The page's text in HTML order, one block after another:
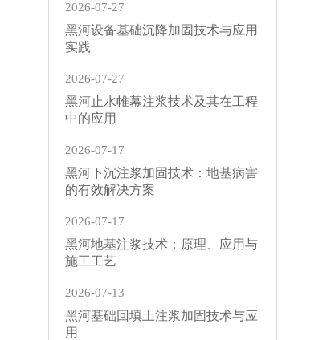
2026-07-27
黑河设备基础沉降加固技术与应用
实践
2026-07-27
黑河止水帷幕注浆技术及其在工程
中的应用
2026-07-17
黑河下沉注浆加固技术：地基病害
的有效解决方案
2026-07-17
黑河地基注浆技术：原理、应用与
施工工艺
2026-07-13
黑河基础回填土注浆加固技术与应
用